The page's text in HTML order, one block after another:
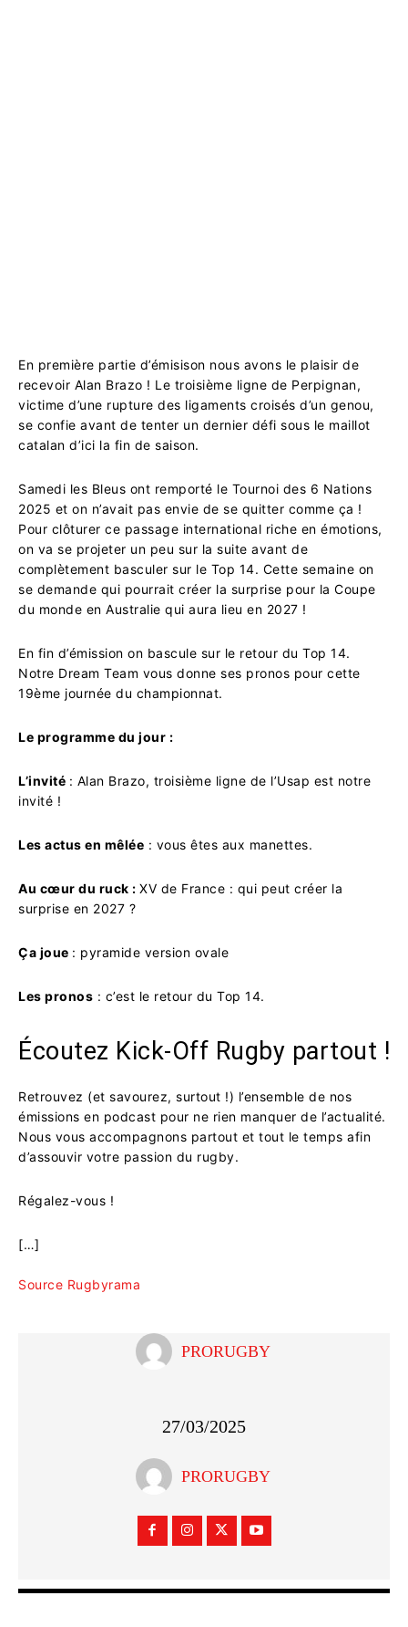
En première partie d’émisison nous avons le plaisir de
recevoir Alan Brazo ! Le troisième ligne de Perpignan,
victime d’une rupture des ligaments croisés d’un genou,
se confie avant de tenter un dernier défi sous le maillot
catalan d’ici la fin de saison.
Samedi les Bleus ont remporté le Tournoi des 6 Nations
2025 et on n’avait pas envie de se quitter comme ça !
Pour clôturer ce passage international riche en émotions,
on va se projeter un peu sur la suite avant de
complètement basculer sur le Top 14. Cette semaine on
se demande qui pourrait créer la surprise pour la Coupe
du monde en Australie qui aura lieu en 2027 !
En fin d’émission on bascule sur le retour du Top 14.
Notre Dream Team vous donne ses pronos pour cette
19ème journée du championnat.
Le programme du jour :
L’invité : Alan Brazo, troisième ligne de l’Usap est notre
invité !
Les actus en mêlée : vous êtes aux manettes.
Au cœur du ruck : XV de France : qui peut créer la
surprise en 2027 ?
Ça joue : pyramide version ovale
Les pronos : c’est le retour du Top 14.
Écoutez Kick-Off Rugby partout !
Retrouvez (et savourez, surtout !) l’ensemble de nos
émissions en podcast pour ne rien manquer de l’actualité.
Nous vous accompagnons partout et tout le temps afin
d’assouvir votre passion du rugby.
Régalez-vous !
[…]
Source Rugbyrama
PRORUGBY
27/03/2025
PRORUGBY